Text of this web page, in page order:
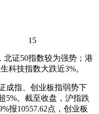
15
证50指数较为强势；港
科技指数大跌近3%。
成指、创业板指弱势下
5%。截至收盘，沪指跌
报10557.62点，创业板